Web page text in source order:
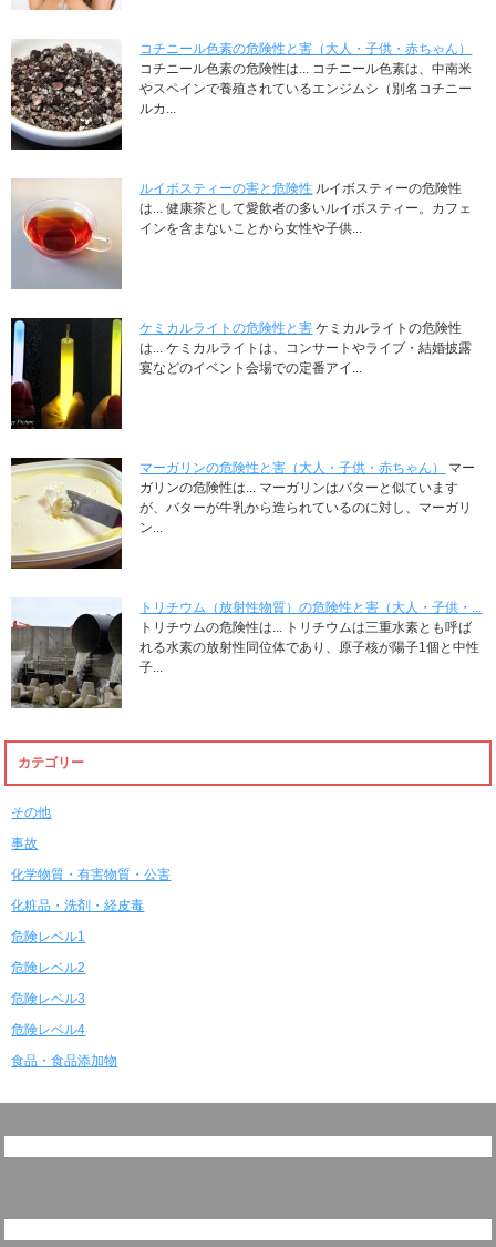
コチニール色素の危険性と害（大人・子供・赤ちゃん）
コチニール色素の危険性は... コチニール色素は、中南米
やスペインで養殖されているエンジムシ（別名コチニー
ルカ...
ルイボスティーの害と危険性 ルイボスティーの危険性
は... 健康茶として愛飲者の多いルイボスティー。カフェ
インを含まないことから女性や子供...
ケミカルライトの危険性と害 ケミカルライトの危険性
は... ケミカルライトは、コンサートやライブ・結婚披露
宴などのイベント会場での定番アイ...
マーガリンの危険性と害（大人・子供・赤ちゃん）
マー
ガリンの危険性は... マーガリンはバターと似ています
が、バターが牛乳から造られているのに対し、マーガリ
ン...
トリチウム（放射性物質）の危険性と害（大人・子供・...
トリチウムの危険性は... トリチウムは三重水素とも呼ば
れる水素の放射性同位体であり、原子核が陽子1個と中性
子...
カテゴリー
その他
事故
化学物質・有害物質・公害
化粧品・洗剤・経皮毒
危険レベル1
危険レベル2
危険レベル3
危険レベル4
食品・食品添加物